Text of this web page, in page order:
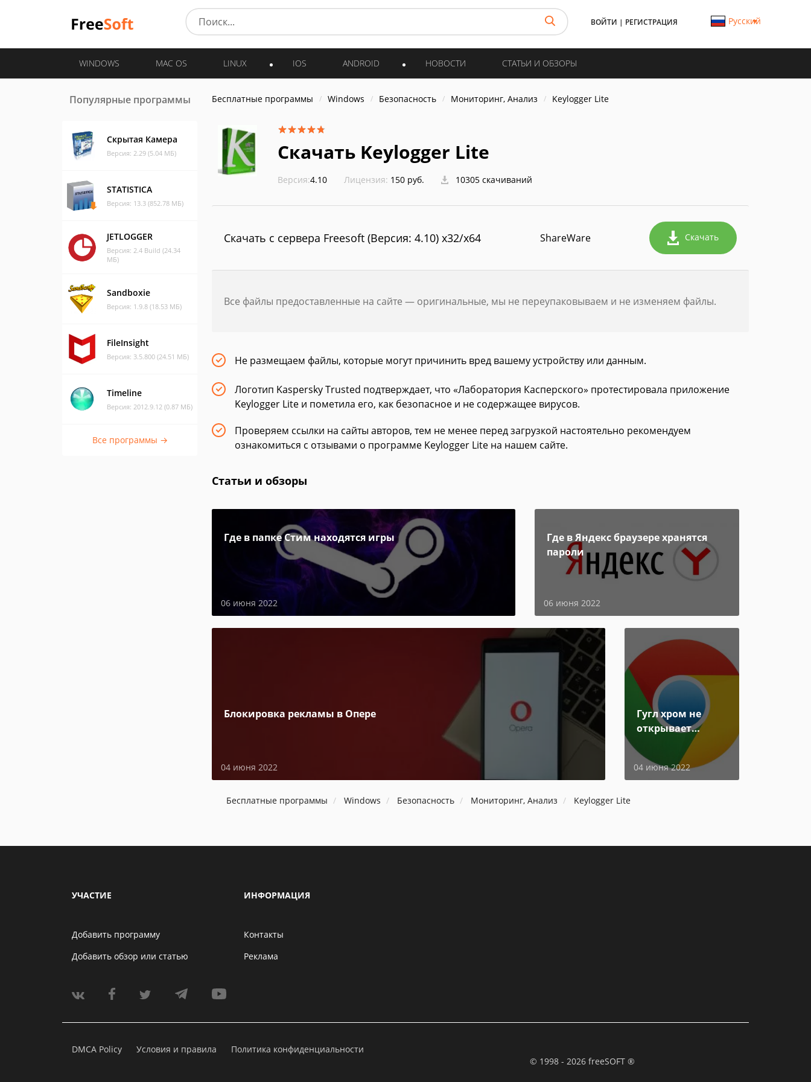
ВОЙТИ | РЕГИСТРАЦИЯ Русский
WINDOWS MAC OS LINUX IOS ANDROID НОВОСТИ СТАТЬИ И ОБЗОРЫ
Популярные программы
Скрытая Камера
Версия: 2.29 (5.04 МБ)
STATISTICA
Версия: 13.3 (852.78 МБ)
JETLOGGER
Версия: 2.4 Build (24.34
МБ)
Sandboxie
Версия: 1.9.8 (18.53 МБ)
FileInsight
Версия: 3.5.800 (24.51 МБ)
Timeline
Версия: 2012.9.12 (0.87 МБ)
Все программы →
Бесплатные программы Windows Безопасность Мониторинг, Анализ Keylogger Lite
Скачать Keylogger Lite
Версия:4.10 Лицензия: 150 руб. 10305 скачиваний
Скачать с сервера Freesoft (Версия: 4.10) x32/x64 ShareWare Скачать
Все файлы предоставленные на сайте — оригинальные, мы не переупаковываем и не изменяем файлы.
Не размещаем файлы, которые могут причинить вред вашему устройству или данным.
Логотип Kaspersky Trusted подтверждает, что «Лаборатория Касперского» протестировала приложение
Keylogger Lite и пометила его, как безопасное и не содержащее вирусов.
Проверяем ссылки на сайты авторов, тем не менее перед загрузкой настоятельно рекомендуем
ознакомиться с отзывами о программе Keylogger Lite на нашем сайте.
Статьи и обзоры
Где в папке Стим находятся игры
06 июня 2022
Где в Яндекс браузере хранятся
пароли
06 июня 2022
Блокировка рекламы в Опере
04 июня 2022
Гугл хром не
открывает
04 июня 2022
Бесплатные программы Windows Безопасность Мониторинг, Анализ Keylogger Lite
УЧАСТИЕ
Добавить программу
Добавить обзор или статью
ИНФОРМАЦИЯ
Контакты
Реклама
DMCA Policy Условия и правила
Политика конфиденциальности
© 1998 - 2026 freeSOFT ®